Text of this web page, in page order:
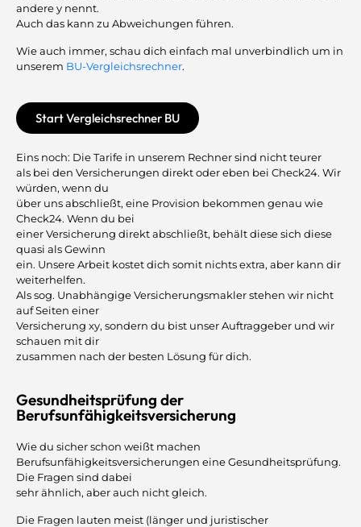
andere y nennt.
Auch das kann zu Abweichungen führen.
Wie auch immer, schau dich einfach mal unverbindlich um in
unserem BU-Vergleichsrechner.
Start Vergleichsrechner BU
Eins noch: Die Tarife in unserem Rechner sind nicht teurer
als bei den Versicherungen direkt oder eben bei Check24. Wir
würden, wenn du
über uns abschließt, eine Provision bekommen genau wie
Check24. Wenn du bei
einer Versicherung direkt abschließt, behält diese sich diese
quasi als Gewinn
ein. Unsere Arbeit kostet dich somit nichts extra, aber kann dir
weiterhelfen.
Als sog. Unabhängige Versicherungsmakler stehen wir nicht
auf Seiten einer
Versicherung xy, sondern du bist unser Auftraggeber und wir
schauen mit dir
zusammen nach der besten Lösung für dich.
Gesundheitsprüfung der
Berufsunfähigkeitsversicherung
Wie du sicher schon weißt machen
Berufsunfähigkeitsversicherungen eine Gesundheitsprüfung.
Die Fragen sind dabei
sehr ähnlich, aber auch nicht gleich.
Die Fragen lauten meist (länger und juristischer